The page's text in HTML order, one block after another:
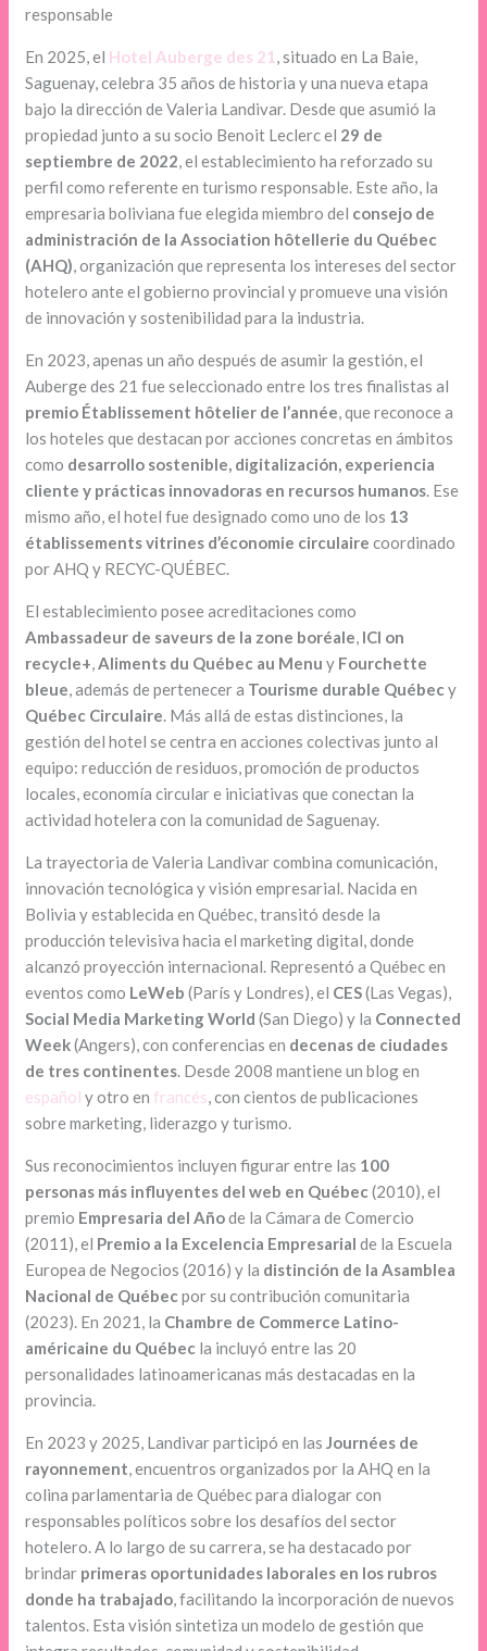
responsable
En 2025, el Hotel Auberge des 21 , situado en La Baie,
Saguenay, celebra 35 años de historia y una nueva etapa
bajo la dirección de Valeria Landivar. Desde que asumió la
propiedad junto a su socio Benoit Leclerc el 29 de
septiembre de 2022, el establecimiento ha reforzado su
perfil como referente en turismo responsable. Este año, la
empresaria boliviana fue elegida miembro del consejo de
administración de la Association hôtellerie du Québec
(AHQ), organización que representa los intereses del sector
hotelero ante el gobierno provincial y promueve una visión
de innovación y sostenibilidad para la industria.
En 2023, apenas un año después de asumir la gestión, el
Auberge des 21 fue seleccionado entre los tres finalistas al
premio Établissement hôtelier de l’année, que reconoce a
los hoteles que destacan por acciones concretas en ámbitos
como desarrollo sostenible, digitalización, experiencia
cliente y prácticas innovadoras en recursos humanos. Ese
mismo año, el hotel fue designado como uno de los 13
établissements vitrines d’économie circulaire coordinado
por AHQ y RECYC-QUÉBEC.
El establecimiento posee acreditaciones como
Ambassadeur de saveurs de la zone boréale, ICI on
recycle+,Aliments du Québec au Menu y Fourchette
bleue, además de pertenecer a Tourisme durable Québecy
Québec Circulaire. Más allá de estas distinciones, la
gestión del hotel se centra en acciones colectivas junto al
equipo: reducción de residuos, promoción de productos
locales, economía circular e iniciativas que conectan la
actividad hotelera con la comunidad de Saguenay.
La trayectoria de Valeria Landivar combina comunicación,
innovación tecnológica y visión empresarial. Nacida en
Bolivia y establecida en Québec, transitó desde la
producción televisiva hacia el marketing digital, donde
alcanzó proyección internacional. Representó a Québec en
eventos como LeWeb (París y Londres), el CES(Las Vegas),
Social Media Marketing World (San Diego) y la Connected
Week(Angers), con conferencias en decenas de ciudades
de tres continentes. Desde 2008 mantiene un blog en
español y otro en francés, con cientos de publicaciones
sobre marketing, liderazgo y turismo.
Sus reconocimientos incluyen figurar entre las 100
personas más influyentes del web en Québec(2010), el
premio Empresaria del Añode la Cámara de Comercio
(2011), el Premio a la Excelencia Empresarial de la Escuela
Europea de Negocios (2016) y la distinción de la Asamblea
Nacional de Québecpor su contribución comunitaria
(2023). En 2021, la Chambre de Commerce Latino-
américaine du Québec la incluyó entre las 20
personalidades latinoamericanas más destacadas en la
provincia.
En 2023 y 2025, Landivar participó en lasJournées de
rayonnement, encuentros organizados por la AHQ en la
colina parlamentaria de Québec para dialogar con
responsables políticos sobre los desafíos del sector
hotelero. A lo largo de su carrera, se ha destacado por
brindar primeras oportunidades laborales en los rubros
donde ha trabajado, facilitando la incorporación de nuevos
talentos. Esta visión sintetiza un modelo de gestión que